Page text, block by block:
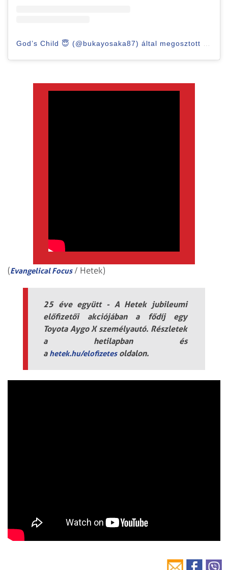
(Evangelical Focus/ Hetek)
25 éve együtt - A Hetek jubileumi
előfizetői akciójában a fődíj egy
Toyota Aygo X személyautó. Részletek
a hetilapban és
a hetek.hu/elofizetesoldalon.